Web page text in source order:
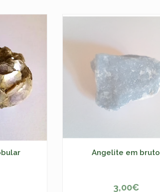
Angelite em bruto
3,00€